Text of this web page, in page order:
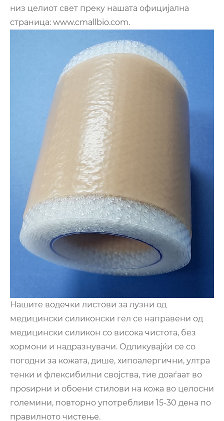
низ целиот свет преку нашата официјална
страница: www.cmallbio.com.
Нашите водечки листови за лузни од
медицински силиконски гел се направени од
медицински силикон со висока чистота, без
хормони и надразнувачи. Одликувајќи се со
погодни за кожата, дише, хипоалергични, ултра
тенки и флексибилни својства, тие доаѓаат во
проѕирни и обоени стилови на кожа во целосни
големини, повторно употребливи 15-30 дена по
правилното чистење.